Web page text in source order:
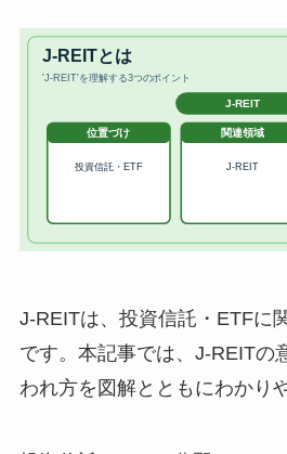
J-REITは、投資信託・ETFに
です。本記事では、J-REITの
われ方を図解とともにわかり